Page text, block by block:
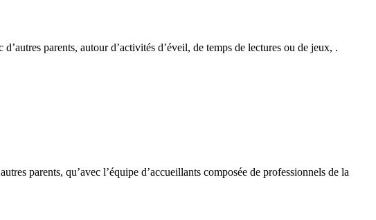
parents, autour d’activités d’éveil, de temps de lectures ou de jeux, .
parents, qu’avec l’équipe d’accueillants composée de professionnels de la